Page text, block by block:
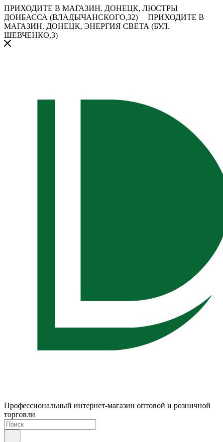
ПРИХОДИТЕ В МАГАЗИН. ДОНЕЦК, ЛЮСТРЫ
ДОНБАССА (ВЛАДЫЧАНСКОГО,32)
ПРИХОДИТЕ В
МАГАЗИН. ДОНЕЦК, ЭНЕРГИЯ СВЕТА (БУЛ.
ШЕВЧЕНКО,3)
Профессиональный интернет-магазин оптовой и розничной
торговли